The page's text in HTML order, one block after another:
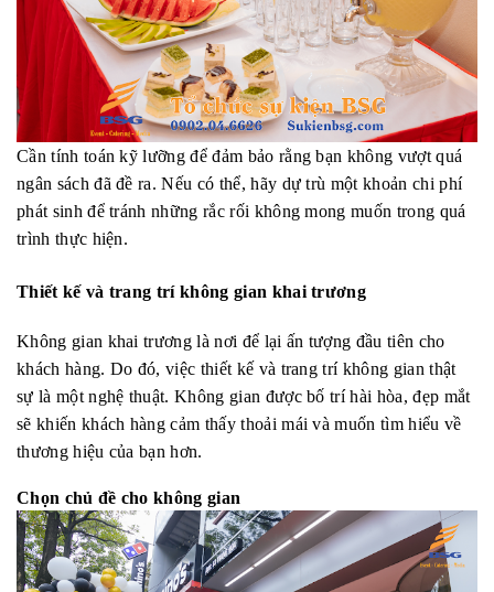
Cần tính toán kỹ lưỡng để đảm bảo rằng bạn không vượt quá
ngân sách đã đề ra. Nếu có thể, hãy dự trù một khoản chi phí
phát sinh để tránh những rắc rối không mong muốn trong quá
trình thực hiện.
Thiết kế và trang trí không gian khai trương
Không gian khai trương là nơi để lại ấn tượng đầu tiên cho
khách hàng. Do đó, việc thiết kế và trang trí không gian thật
sự là một nghệ thuật. Không gian được bố trí hài hòa, đẹp mắt
sẽ khiến khách hàng cảm thấy thoải mái và muốn tìm hiểu về
thương hiệu của bạn hơn.
Chọn chủ đề cho không gian